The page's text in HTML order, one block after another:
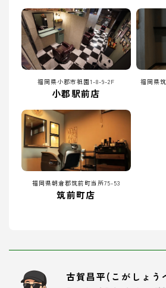
福岡県小郡市祇園1-8-9-2F
小郡駅前店
福岡県
福岡県朝倉郡筑前町当所75-53
筑前町店
古賀昌平(こがしょう